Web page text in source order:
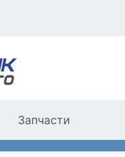
Запчасти